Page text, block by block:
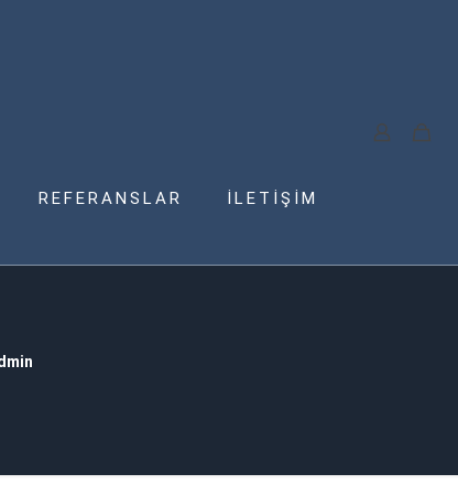
REFERANSLAR İLETİŞİM